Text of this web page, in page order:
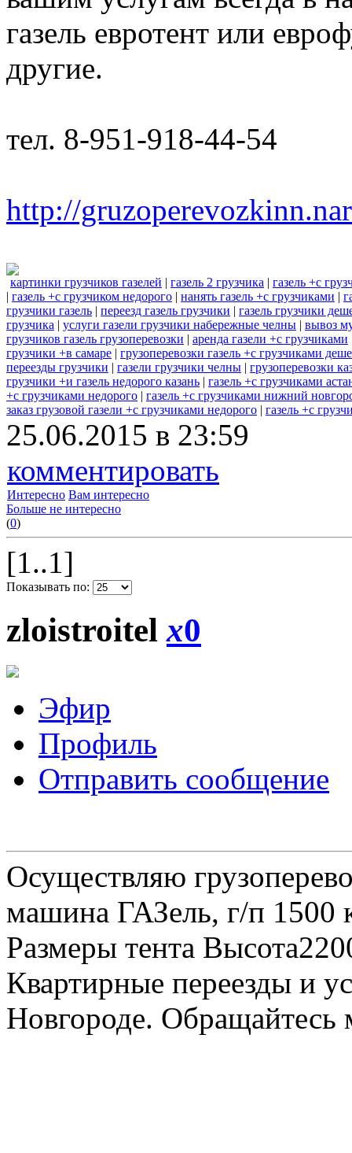
газель евротент или
другие.
тел. 8-951-918-44-54
http://
картинки грузчиков газелей | газель 2 грузчика | газель +с
| газель +с грузчиком недорого | нанять газель +с грузчиками |
грузчики газель | переезд газель грузчики | газель грузчики
грузчика | услуги газели грузчики набережные челны | вывоз
грузчиков газель грузоперевозки | аренда газели +с грузчиками
грузчики +в самаре | грузоперевозки газель +с грузчиками
переезды грузчики | газели грузчики челны | грузоперевозки
грузчики +и газель недорого казань | газель +с грузчиками
+с грузчиками недорого | газель +с грузчиками нижний
заказ грузовой газели +с грузчиками недорого | газель +с
25.06.2015 в 23:59
комментировать
Интересно Вам интересно
Больше не интересно
(0)
[1..1]
Показывать по:
zloistroitelx0
Эфир
Профиль
Отправить сообщение
Осуществляю
машина ГАЗель, г/п 1500
Размеры тента
Квартирные переезды и
Новгороде.